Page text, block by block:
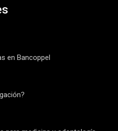
en Bancoppel